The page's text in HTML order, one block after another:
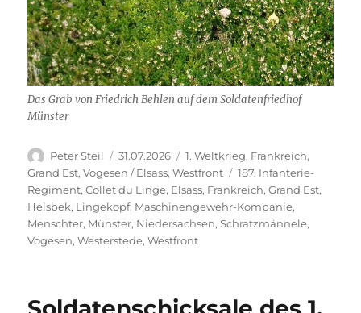
Das Grab von Friedrich Behlen auf dem Soldatenfriedhof
Münster
Autor
Peter Steil
Veröffentlicht
am
31.07.2026 Kategorien
1. Weltkrieg, Frankreich,
Grand Est,Vogesen / Elsass,Westfront Schlagwörter
187. Infanterie-
Regiment,Collet du Linge, Elsass, Frankreich,Grand Est,
Helsbek, Lingekopf, Maschinengewehr-Kompanie,
Menschter, Münster, Niedersachsen,Schratzmännele,
Vogesen,Westerstede,Westfront